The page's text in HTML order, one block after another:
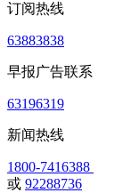
订阅热线
63883838
早报广告联系
63196319
新闻热线
1800-7416388
或 92288736